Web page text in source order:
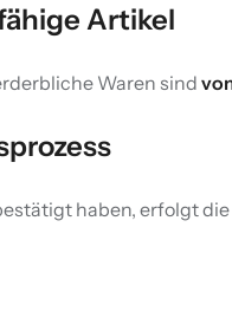
Artikel
Waren sind
haben, erfolgt